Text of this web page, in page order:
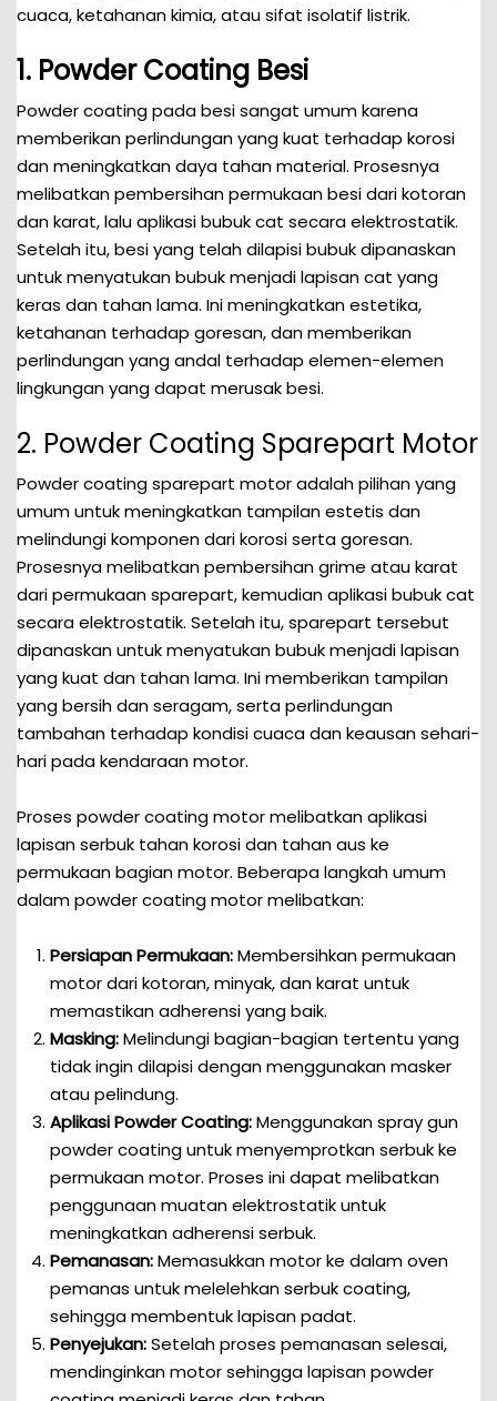
cuaca, ketahanan kimia, atau sifat isolatif listrik.
1. Powder Coating Besi
Powder coating pada besi sangat umum karena
memberikan perlindungan yang kuat terhadap korosi
dan meningkatkan daya tahan material. Prosesnya
melibatkan pembersihan permukaan besi dari kotoran
dan karat, lalu aplikasi bubuk cat secara elektrostatik.
Setelah itu, besi yang telah dilapisi bubuk dipanaskan
untuk menyatukan bubuk menjadi lapisan cat yang
keras dan tahan lama. Ini meningkatkan estetika,
ketahanan terhadap goresan, dan memberikan
perlindungan yang andal terhadap elemen-elemen
lingkungan yang dapat merusak besi.
2. Powder Coating Sparepart Motor
Powder coating sparepart motor adalah pilihan yang
umum untuk meningkatkan tampilan estetis dan
melindungi komponen dari korosi serta goresan.
Prosesnya melibatkan pembersihan grime atau karat
dari permukaan sparepart, kemudian aplikasi bubuk cat
secara elektrostatik. Setelah itu, sparepart tersebut
dipanaskan untuk menyatukan bubuk menjadi lapisan
yang kuat dan tahan lama. Ini memberikan tampilan
yang bersih dan seragam, serta perlindungan
tambahan terhadap kondisi cuaca dan keausan sehari-
hari pada kendaraan motor.
Proses powder coating motor melibatkan aplikasi
lapisan serbuk tahan korosi dan tahan aus ke
permukaan bagian motor. Beberapa langkah umum
dalam powder coating motor melibatkan:
Persiapan Permukaan:Membersihkan permukaan
motor dari kotoran, minyak, dan karat untuk
memastikan adherensi yang baik.
Masking:Melindungi bagian-bagian tertentu yang
tidak ingin dilapisi dengan menggunakan masker
atau pelindung.
Aplikasi Powder Coating:Menggunakan spray gun
powder coating untuk menyemprotkan serbuk ke
permukaan motor. Proses ini dapat melibatkan
penggunaan muatan elektrostatik untuk
meningkatkan adherensi serbuk.
Pemanasan:Memasukkan motor ke dalam oven
pemanas untuk melelehkan serbuk coating,
sehingga membentuk lapisan padat.
Penyejukan:Setelah proses pemanasan selesai,
mendinginkan motor sehingga lapisan powder